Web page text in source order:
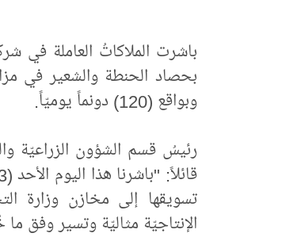
باشرت الملاكاتُ العاملة في
وبواقع (120) دونماً يوميّاً.
رئيسُ قسم الشؤون الزراعيّة
تسويقها إلى مخازن وزارة
الإنتاجيّة مثاليّة وتسير وفق